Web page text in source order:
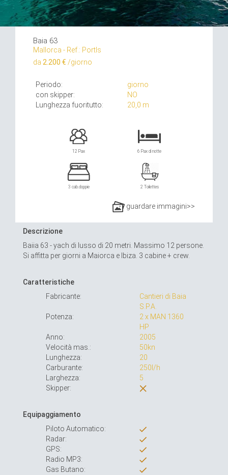
Baia 63
Mallorca - Ref.: Portls
da 2.200 € /giorno
Periodo:
giorno
con skipper:
NO
Lunghezza fuoritutto:
20,0 m
12 Pax 6 Pax di notte
3 cab.doppie 2 Toilettes
guardare immagini>>
Descrizione
Baiia 63 - yach di lusso di 20 metri. Massimo 12 persone.
Si affitta per giorni a Maiorca e Ibiza. 3 cabine + crew.
Caratteristiche
Fabricante:
Cantieri di Baia
S.P.A.
Potenza:
2 x MAN 1360
HP
Anno:
2005
Velocità mas.:
50kn
Lunghezza:
20
Carburante:
250l/h
Larghezza:
5
Skipper:
Equipaggiamento
Piloto Automatico:
Radar:
GPS:
Radio MP3:
Gas Butano: